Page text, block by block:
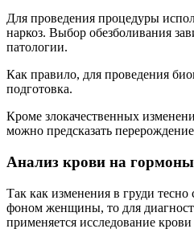
Для проведения процедуры
наркоз. Выбор обезболивания
патологии.
Как правило, для проведения
подготовка.
Кроме злокачественных
можно предсказать
Анализ крови на гормоны
Так как изменения в груди
фоном женщины, то для
применяется исследование